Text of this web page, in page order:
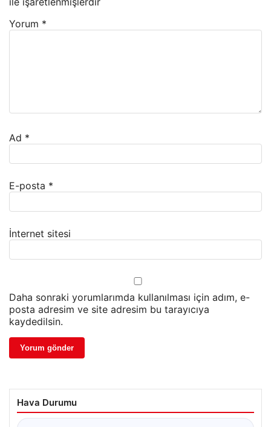
Yorum *
Ad *
E-posta *
İnternet sitesi
Daha sonraki yorumlarımda kullanılması için adım, e-
posta adresim ve site adresim bu tarayıcıya
kaydedilsin.
Hava Durumu